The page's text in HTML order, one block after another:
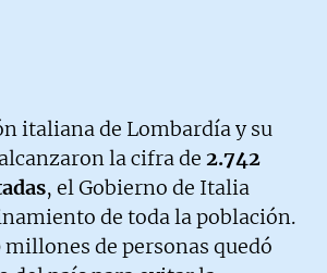
italiana de Lombardía y su
la cifra de 2.742
, el Gobierno de Italia
de toda la población.
millones de personas quedó